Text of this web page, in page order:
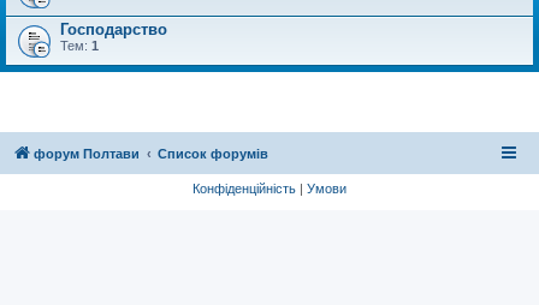
Господарство
Тем: 1
форум Полтави Список форумів
Конфіденційність | Умови